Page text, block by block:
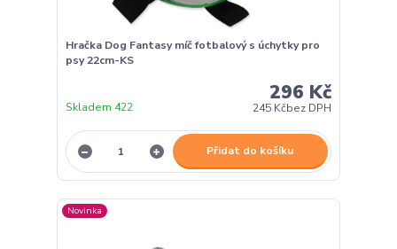
Hračka Dog Fantasy míč fotbalový s úchytky pro
psy 22cm-KS
296 Kč
245 Kčbez DPH
Skladem 422
Přidat do košíku
Novinka